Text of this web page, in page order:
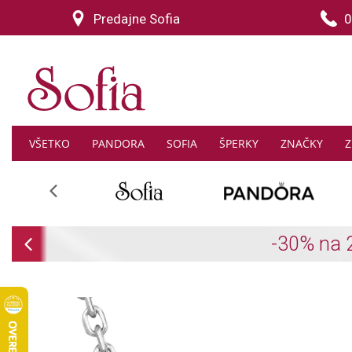
Predajne Sofia
VŠETKO PANDORA SOFIA ŠPERKY ZNAČKY